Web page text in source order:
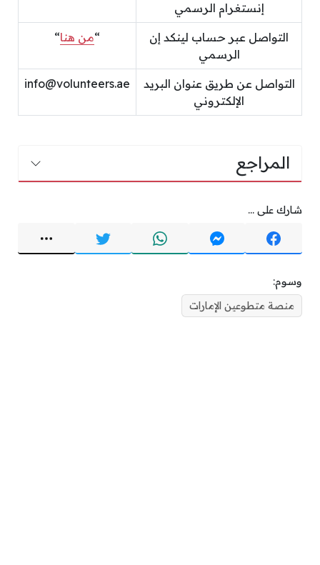
إنستغرام الرسمي
التواصل عبر حساب لينكد إن
الرسمي
“من هنا“
التواصل عن طريق عنوان البريد
الإلكتروني
info@volunteers.ae
المراجع
شارك على ...
وسوم:
منصة متطوعين الإمارات